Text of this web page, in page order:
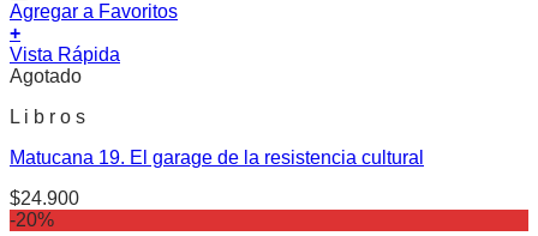
Agregar a Favoritos
+
Vista Rápida
Agotado
L i b r o s
Matucana 19. El garage de la resistencia cultural
$24.900
-20%